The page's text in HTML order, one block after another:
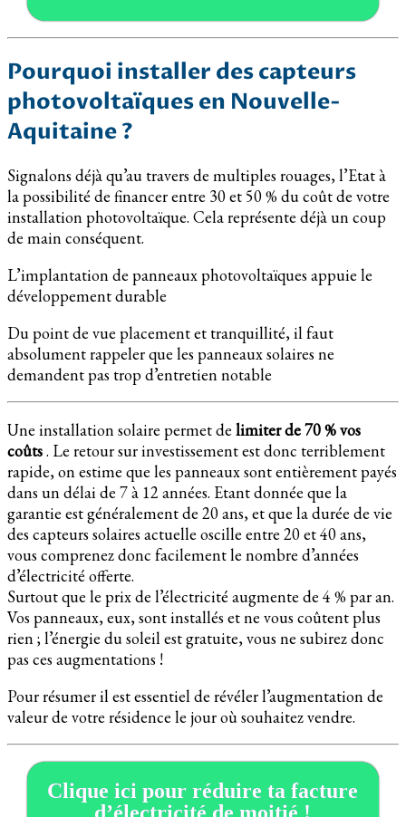
Pourquoi installer des capteurs
photovoltaïques en Nouvelle-
Aquitaine ?
Signalons déjà qu’au travers de multiples rouages, l’Etat à
la possibilité de financer entre 30 et 50 % du coût de votre
installation photovoltaïque. Cela représente déjà un coup
de main conséquent.
L’implantation de panneaux photovoltaïques appuie le
développement durable
Du point de vue placement et tranquillité, il faut
absolument rappeler que les panneaux solaires ne
demandent pas trop d’entretien notable
Une installation solaire permet de limiter de 70 % vos
coûts. Le retour sur investissement est donc terriblement
rapide, on estime que les panneaux sont entièrement payés
dans un délai de 7 à 12 années. Etant donnée que la
garantie est généralement de 20 ans, et que la durée de vie
des capteurs solaires actuelle oscille entre 20 et 40 ans,
vous comprenez donc facilement le nombre d’années
d’électricité offerte.
Surtout que le prix de l’électricité augmente de 4 % par an.
Vos panneaux, eux, sont installés et ne vous coûtent plus
rien ; l’énergie du soleil est gratuite, vous ne subirez donc
pas ces augmentations !
Pour résumer il est essentiel de révéler l’augmentation de
valeur de votre résidence le jour où souhaitez vendre.
Clique ici pour réduire ta facture
d’électricité de moitié !